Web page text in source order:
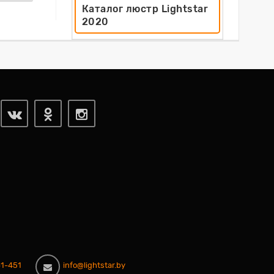
Каталог люстр Lightstar
2020
451 info@lightstar.by